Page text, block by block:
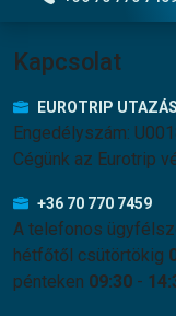
Kapcsolat
EUROTRIP
Engedélyszám:
Cégünk az Eurotrip
+36 70 770 7459
A telefonos
hétfőtől csütörtökig
pénteken 09:30 -